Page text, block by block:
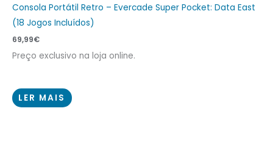
Consola Portátil Retro – Evercade Super Pocket: Data East
(18 Jogos Incluídos)
69,99€
Preço exclusivo na loja online.
LER MAIS